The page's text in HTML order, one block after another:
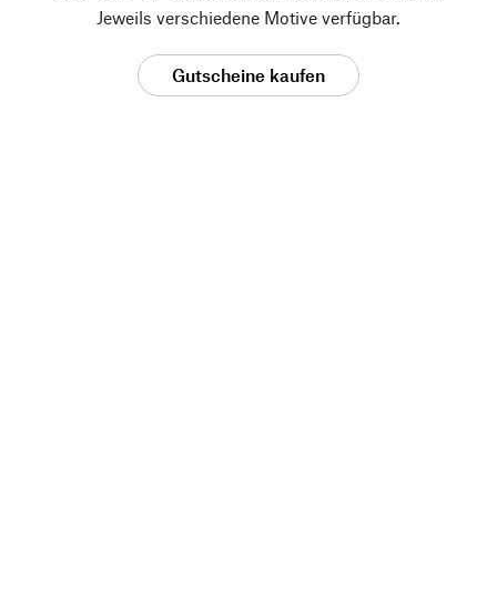
Jeweils verschiedene Motive verfügbar.
Gutscheine kaufen